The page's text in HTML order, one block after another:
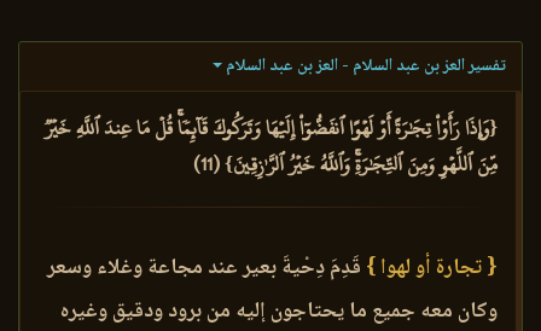
تفسير العز بن عبد السلام - العز بن عبد السلام
{وَإِذَا رَأَوۡاْ تِجَٰرَةً أَوۡ لَهۡوًا ٱنفَضُّوٓاْ إِلَيۡهَا وَتَرَكُوكَ قَآئِمٗاۚ قُلۡ مَا عِندَ ٱللَّهِ خَيۡرٞ
مِّنَ ٱللَّهۡوِ وَمِنَ ٱلتِّجَٰرَةِۚ وَٱللَّهُ خَيۡرُ ٱلرَّـٰزِقِينَ} (11)
{ تجارة أو لهوا } قَدِمَ دِحْيةَ بعير عند مجاعة وغلاء وسعر
وكان معه جميع ما يحتاجون إليه من برود ودقيق وغيره